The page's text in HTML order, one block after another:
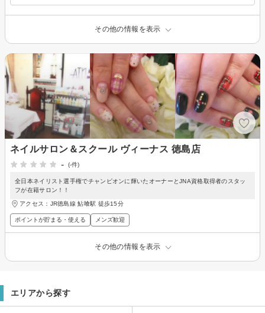
その他の情報を表示
ネイルサロン＆スクール ヴィーナス 徳島店
-
(-件)
全日本ネイリスト選手権でチャンピオンに輝いたオーナーとJNA資格取得者のスタッ
フが在籍サロン！！
アクセス：JR徳島線 鮎喰駅 徒歩15分
ポイントが貯まる・使える メンズ歓迎
その他の情報を表示
エリアから探す